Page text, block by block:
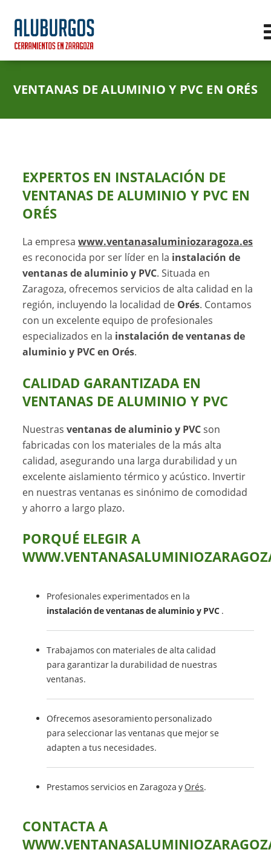
VENTANAS DE ALUMINIO Y PVC EN ORÉS
EXPERTOS EN INSTALACIÓN DE
VENTANAS DE ALUMINIO Y PVC EN
ORÉS
La empresawww.ventanasaluminiozaragoza.es
es reconocida por ser líder en la instalación de
ventanas de aluminio y PVC. Situada en
Zaragoza, ofrecemos servicios de alta calidad en la
región, incluyendo la localidad de Orés. Contamos
con un excelente equipo de profesionales
especializados en la instalación de ventanas de
aluminio y PVC en Orés.
CALIDAD GARANTIZADA EN
VENTANAS DE ALUMINIO Y PVC
Nuestrasventanas de aluminio y PVCson
fabricadas con los materiales de la más alta
calidad, asegurando una larga durabilidad y un
excelente aislamiento térmico y acústico. Invertir
en nuestras ventanas es sinónimo de comodidad
y ahorro a largo plazo.
PORQUÉ ELEGIR A
Profesionales experimentados en la
instalación de ventanas de aluminio y PVC .
Trabajamos con materiales de alta calidad
para garantizar la durabilidad de nuestras
ventanas.
Ofrecemos asesoramiento personalizado
para seleccionar las ventanas que mejor se
adapten a tus necesidades.
Prestamos servicios en Zaragoza y Orés.
CONTACTA A